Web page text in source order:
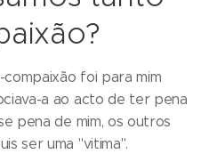
foi para mim
a ao acto de ter pena
pena de mim, os outros
ser uma "vitima".